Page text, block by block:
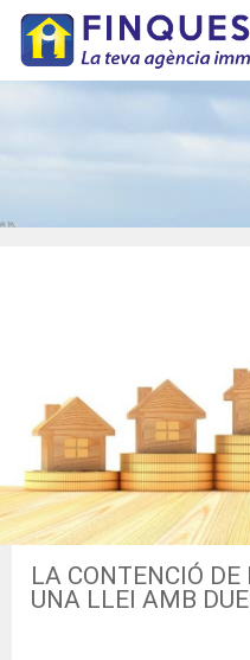
LA CONTENCIÓ
UNA LLEI AMB